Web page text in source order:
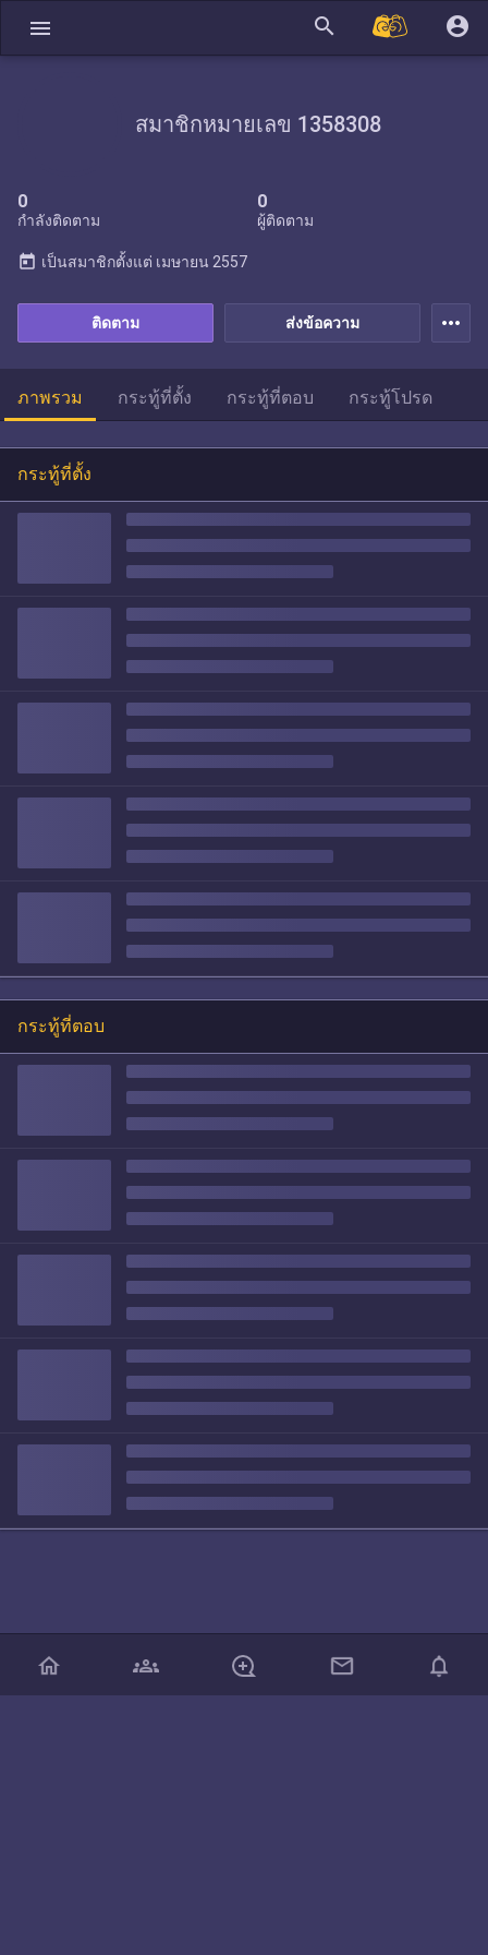
menu search account_circle
สมาชิกหมายเลข 1358308
0
กำลังติดตาม
0
ผู้ติดตาม
ส่งข้อความ
ติดตาม
today เป็นสมาชิกตั้งแต่ เมษายน 2557
more_horiz
ภาพรวม กระทู้ที่ตั้ง กระทู้ที่ตอบ กระทู้โปรด
กระทู้ที่ตั้ง
กระทู้ที่ตอบ